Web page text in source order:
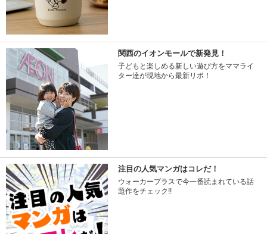
関西のイオンモールで新発見！
子どもと楽しめる新しい遊び方をママライ
ター達が現地から最新リポ！
注目の人気マンガはコレだ！
ウォーカープラスで今一番読まれている話
題作をチェック!!